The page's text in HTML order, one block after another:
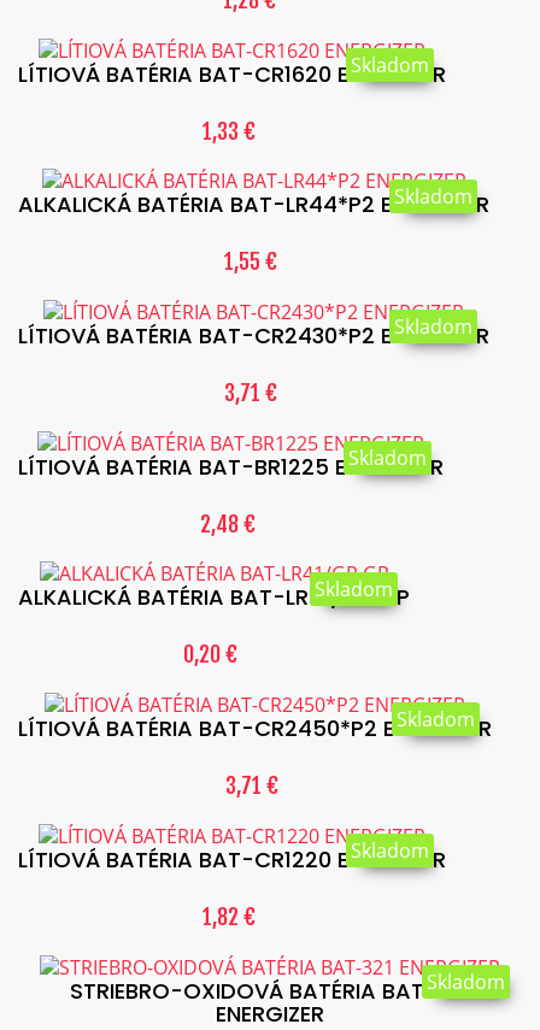
LÍTIOVÁ BATÉRIA BAT-CR1620 ENERGIZER
1,33 €
Skladom
ALKALICKÁ BATÉRIA BAT-LR44*P2 ENERGIZER
1,55 €
Skladom
LÍTIOVÁ BATÉRIA BAT-CR2430*P2 ENERGIZER
3,71 €
Skladom
LÍTIOVÁ BATÉRIA BAT-BR1225 ENERGIZER
2,48 €
Skladom
ALKALICKÁ BATÉRIA BAT-LR41/GP GP
0,20 €
Skladom
LÍTIOVÁ BATÉRIA BAT-CR2450*P2 ENERGIZER
3,71 €
Skladom
LÍTIOVÁ BATÉRIA BAT-CR1220 ENERGIZER
1,82 €
Skladom
STRIEBRO-OXIDOVÁ BATÉRIA BAT-321
ENERGIZER
Skladom